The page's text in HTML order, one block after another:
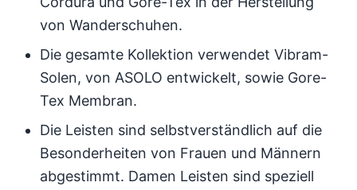
von Wanderschuhen.
Die gesamte Kollektion verwendet Vibram-
Solen, von ASOLO entwickelt, sowie Gore-
Tex Membran.
Die Leisten sind selbstverständlich auf die
Besonderheiten von Frauen und Männern
abgestimmt. Damen Leisten sind speziell